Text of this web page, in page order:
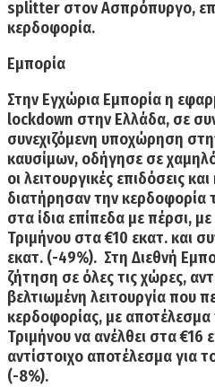
splitter στον Ασπρόπυργο,
κερδοφορία.
Εμπορία ­
Στην Εγχώρια Εμπορία η
lockdown στην Ελλάδα, σε
συνεχιζόμενη υποχώρηση
καυσίμων, οδήγησε σε
οι λειτουργικές επιδόσεις
διατήρησαν την κερδοφορία
στα ίδια επίπεδα με πέρσι,
Τριμήνου στα €10 εκατ. και
εκατ. (-49%). ­ Στη Διεθνή
ζήτηση σε όλες τις χώρες,
βελτιωμένη λειτουργία που
κερδοφορίας, με αποτέλεσμα
Τριμήνου να ανέλθει στα
αντίστοιχο αποτέλεσμα για
(-8%).